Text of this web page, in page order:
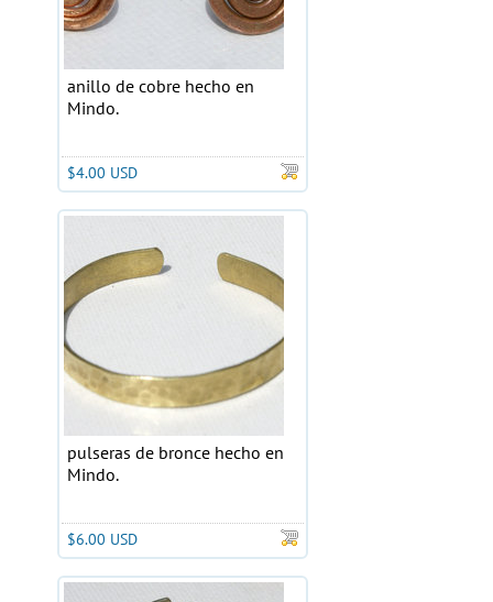
anillo de cobre hecho en
Mindo.
$4.00 USD
pulseras de bronce hecho en
Mindo.
$6.00 USD